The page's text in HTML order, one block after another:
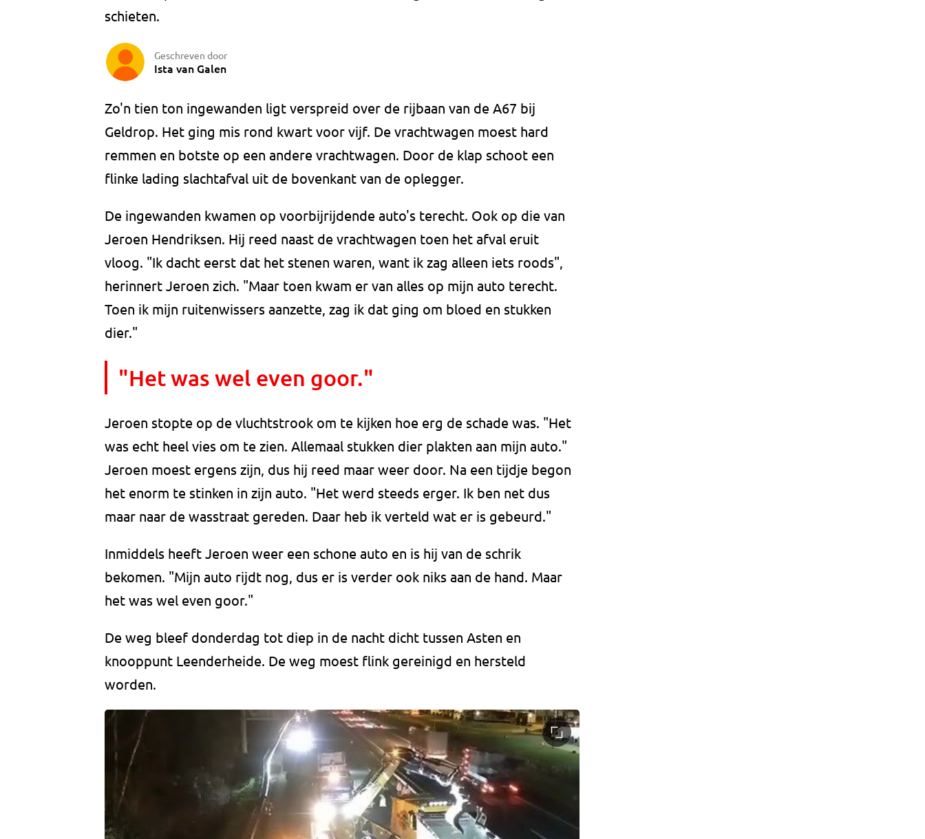
schieten.
Geschreven door
Ista van Galen
Zo'n tien ton ingewanden ligt verspreid over de rijbaan van de A67 bij
Geldrop. Het ging mis rond kwart voor vijf. De vrachtwagen moest hard
remmen en botste op een andere vrachtwagen. Door de klap schoot een
flinke lading slachtafval uit de bovenkant van de oplegger.
De ingewanden kwamen op voorbijrijdende auto's terecht. Ook op die van
Jeroen Hendriksen. Hij reed naast de vrachtwagen toen het afval eruit
vloog. "Ik dacht eerst dat het stenen waren, want ik zag alleen iets roods",
herinnert Jeroen zich. "Maar toen kwam er van alles op mijn auto terecht.
Toen ik mijn ruitenwissers aanzette, zag ik dat ging om bloed en stukken
dier."
"Het was wel even goor."
Jeroen stopte op de vluchtstrook om te kijken hoe erg de schade was. "Het
was echt heel vies om te zien. Allemaal stukken dier plakten aan mijn auto."
Jeroen moest ergens zijn, dus hij reed maar weer door. Na een tijdje begon
het enorm te stinken in zijn auto. "Het werd steeds erger. Ik ben net dus
maar naar de wasstraat gereden. Daar heb ik verteld wat er is gebeurd."
Inmiddels heeft Jeroen weer een schone auto en is hij van de schrik
bekomen. "Mijn auto rijdt nog, dus er is verder ook niks aan de hand. Maar
het was wel even goor."
De weg bleef donderdag tot diep in de nacht dicht tussen Asten en
knooppunt Leenderheide. De weg moest flink gereinigd en hersteld
worden.